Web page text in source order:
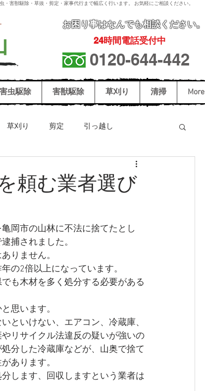
害獣駆除・草抜・剪定・家事代行まで幅広く行います。 お気軽にご相談ください。
24時間電話受付中
0120-644-442
お困り事はなんでも相談ください。
害虫駆除 害獣駆除 草刈り 清掃 More
草刈り 剪定 引っ越し
スズメバチ駆除
ごみ屋敷清掃
頼む業者選び
岡市の山林に不法に捨てたとし
捕されました。
りません。
の2倍以上になっています。
も木材を多く処分する必要がある
思います。
といけない、エアコン、冷蔵庫、
リサイクル法違反の疑いが強いの
分した冷蔵庫などが、山奥で捨て
あります。
します、回収しますという業者は